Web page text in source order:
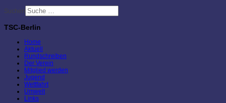
Suchen
TSC-Berlin
Home
Aktuell
Rundschreiben
Der Verein
Mitglied werden
Jugend
Wettfahrt
Umwelt
Links